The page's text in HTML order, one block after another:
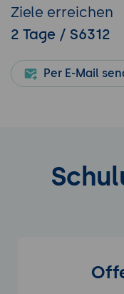
Ziele erreichen
2 Tage / S6312
Per E-Mail